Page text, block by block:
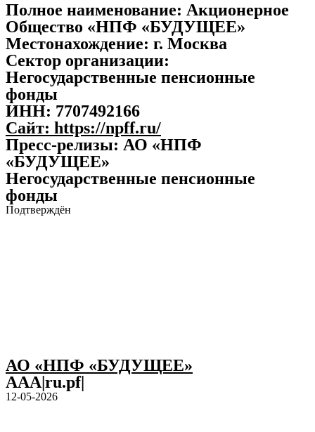
Полное наименование: Акционерное
Общество «НПФ «БУДУЩЕЕ»
Местонахождение: г. Москва
Сектор организации:
Негосударственные пенсионные
фонды
ИНН: 7707492166
Сайт: https://npff.ru/
Пресс-релизы: АО «НПФ
«БУДУЩЕЕ»
Негосударственные пенсионные
фонды
Подтверждён
АО «НПФ «БУДУЩЕЕ»
AAA|ru.pf|
12-05-2026